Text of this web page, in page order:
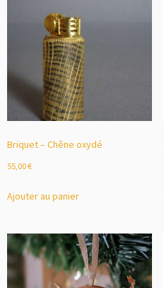
Briquet – Chêne oxydé
55,00€
Ajouter au panier